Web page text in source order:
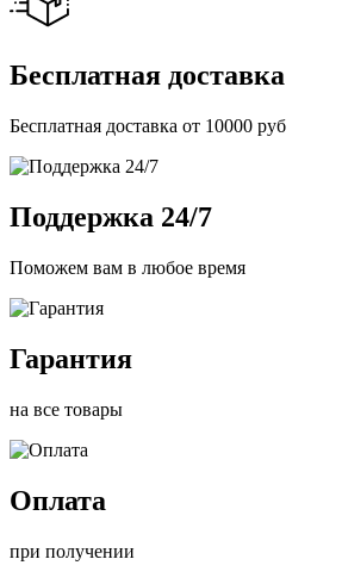
Бесплатная доставка
Бесплатная доставка от 10000 руб
Поддержка 24/7
Поможем вам в любое время
Гарантия
на все товары
Оплата
при получении